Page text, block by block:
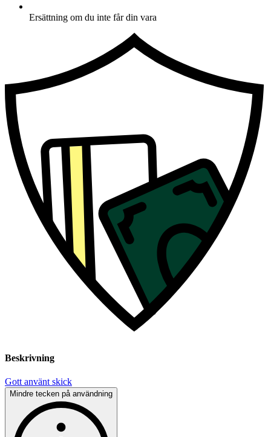
Ersättning om du inte får din vara
Beskrivning
Gott använt skick
Mindre tecken på användning